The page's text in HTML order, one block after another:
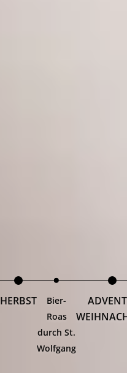
HERBST
Bier-
Roas
durch St.
Wolfgang